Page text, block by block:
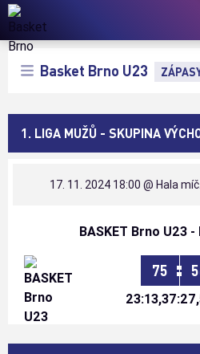
Basket Brno
Basket Brno U23
1. LIGA MUŽŮ - SKUPINA
17. 11. 2024 18:00 @ Hala
BASKET Brno U23
75 :